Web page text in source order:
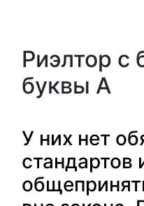
Риэлтор с
буквы А
У них нет
стандартов